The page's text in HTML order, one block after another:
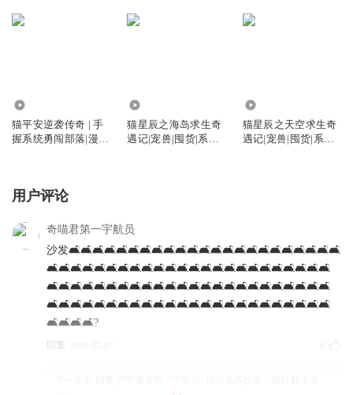
猫平安逆袭传奇 | 手
握系统勇闯部落|漫剧
猫星辰之海岛求生奇
遇记|宠兽|囤货|系统|
猫星辰之天空求生奇
遇记|宠兽|囤货|系统|
用户评论
奇喵君第一宇航员
沙发🛋️🛋️🛋️🛋️🛋️🛋️🛋️🛋️🛋️🛋️🛋️🛋️🛋️🛋️🛋️🛋️🛋️🛋️🛋️🛋️🛋️🛋️🛋️
🛋️🛋️🛋️🛋️🛋️🛋️🛋️🛋️🛋️🛋️🛋️🛋️🛋️🛋️🛋️🛋️🛋️🛋️🛋️🛋️🛋️🛋️🛋️🛋️
🛋️🛋️🛋️🛋️🛋️🛋️🛋️🛋️🛋️🛋️🛋️🛋️🛋️🛋️🛋️🛋️🛋️🛋️🛋️🛋️🛋️🛋️🛋️🛋️
🛋️🛋️🛋️🛋️🛋️🛋️🛋️🛋️🛋️🛋️🛋️🛋️🛋️🛋️🛋️🛋️🛋️🛋️🛋️🛋️🛋️🛋️🛋️🛋️
🛋️🛋️🛋️🛋️?
回复 2026-02-07